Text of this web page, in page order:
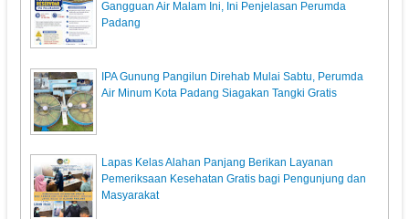
Gangguan Air Malam Ini, Ini Penjelasan Perumda
Padang
IPA Gunung Pangilun Direhab Mulai Sabtu, Perumda
Air Minum Kota Padang Siagakan Tangki Gratis
Lapas Kelas Alahan Panjang Berikan Layanan
Pemeriksaan Kesehatan Gratis bagi Pengunjung dan
Masyarakat